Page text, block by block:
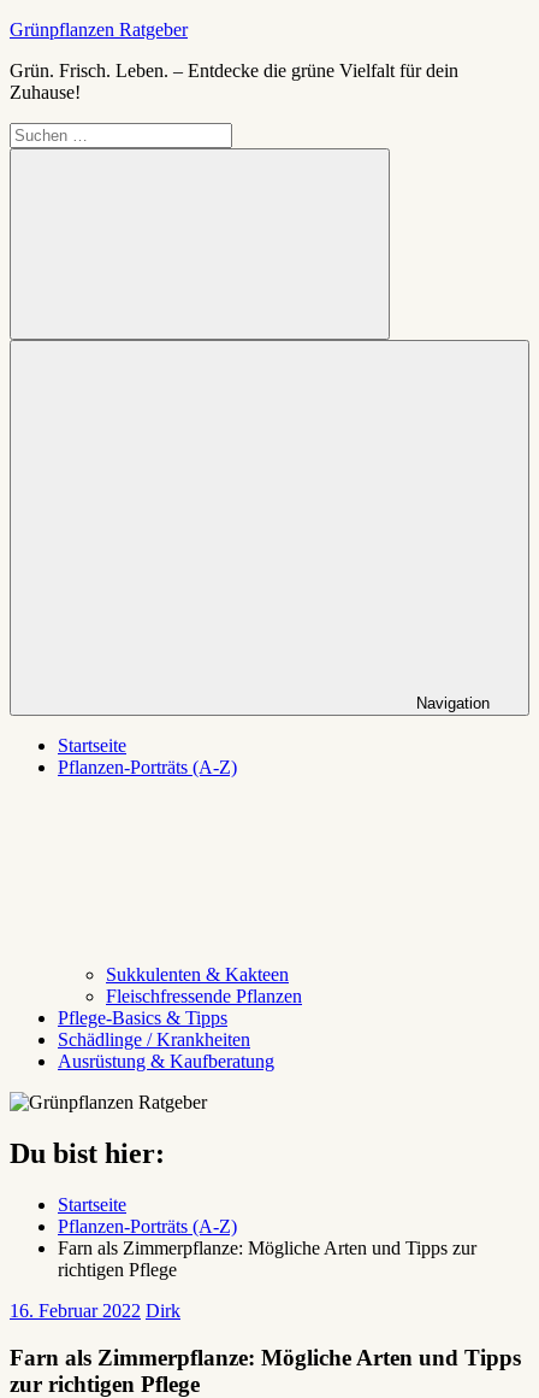
Zum
springen
Grünpflanzen Ratgeber
Grün. Frisch. Leben. – Entdecke die grüne Vielfalt für dein
Zuhause!
Suchen
nach:
Suchen
Navigation
Startseite
Pflanzen-Porträts (A-Z)
Sukkulenten & Kakteen
Fleischfressende Pflanzen
Pflege-Basics & Tipps
Schädlinge / Krankheiten
Ausrüstung & Kaufberatung
Du bist hier:
Startseite
Pflanzen-Porträts (A-Z)
Farn als Zimmerpflanze: Mögliche Arten und Tipps zur
richtigen Pflege
16. Februar 2022 Dirk
Farn als Zimmerpflanze: Mögliche Arten und Tipps
zur richtigen Pflege